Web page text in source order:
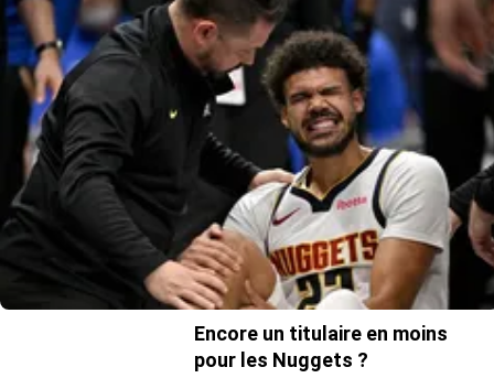
Encore un titulaire en moins
pour les Nuggets ?